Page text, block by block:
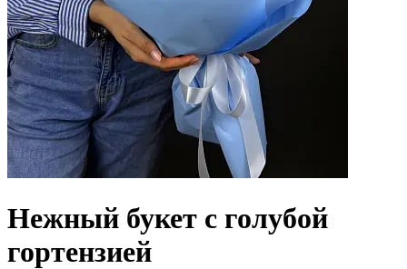
Нежный букет с голубой
гортензией